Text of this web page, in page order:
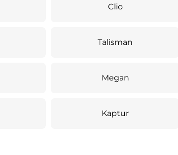
Clio
Talisman
Megan
Kaptur